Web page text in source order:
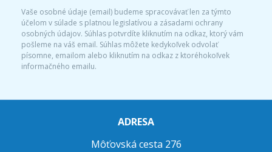
Vaše osobné údaje (email) budeme spracovávať len za týmto
účelom v súlade s platnou legislatívou a zásadami ochrany
osobných údajov. Súhlas potvrdíte kliknutím na odkaz, ktorý vám
pošleme na váš email. Súhlas môžete kedykoľvek odvolať
písomne, emailom alebo kliknutím na odkaz z ktoréhokoľvek
informačného emailu.
ADRESA
Môťovská cesta 276